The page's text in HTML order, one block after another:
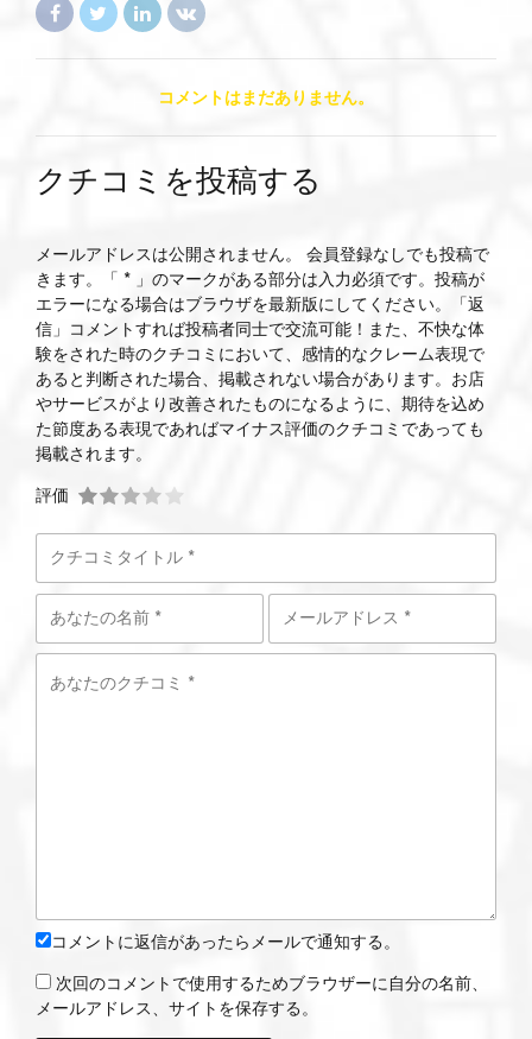
コメントはまだありません。
クチコミを投稿する
メールアドレスは公開されません。 会員登録なしでも投稿で
きます。「 * 」のマークがある部分は入力必須です。投稿が
エラーになる場合はブラウザを最新版にしてください。「返
信」コメントすれば投稿者同士で交流可能！また、不快な体
験をされた時のクチコミにおいて、感情的なクレーム表現で
あると判断された場合、掲載されない場合があります。お店
やサービスがより改善されたものになるように、期待を込め
た節度ある表現であればマイナス評価のクチコミであっても
掲載されます。
評価
コメントに返信があったらメールで通知する。
次回のコメントで使用するためブラウザーに自分の名前、
メールアドレス、サイトを保存する。